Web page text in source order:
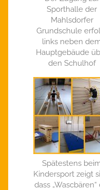
Sporthalle der
Mahlsdorfer
Grundschule
links neben
Hauptgebäude
den Schulhof
Spätestens
Kindersport zeigt
dass „Wascbären“